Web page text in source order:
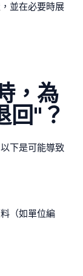
並在必要時展
，為
回"？
下是可能導致
（如單位編